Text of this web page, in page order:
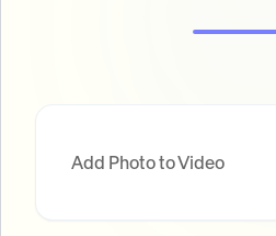
Add Photo to Video